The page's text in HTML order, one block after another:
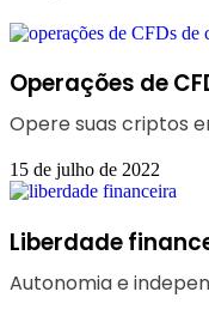
Operações de
Opere suas criptos
15 de julho de 2022
Liberdade
Autonomia e